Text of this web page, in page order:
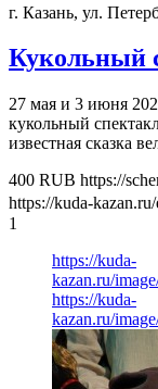
г. Казань, ул.
Кукольный
27 мая и 3 июня
кукольный
известная сказка
400 RUB https://
https://kuda-
1
https://kuda-
kazan.ru/
https://kuda-
kazan.ru/